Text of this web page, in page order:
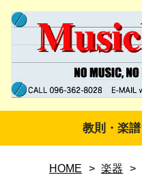
教則・楽譜
HOME > 楽器 >